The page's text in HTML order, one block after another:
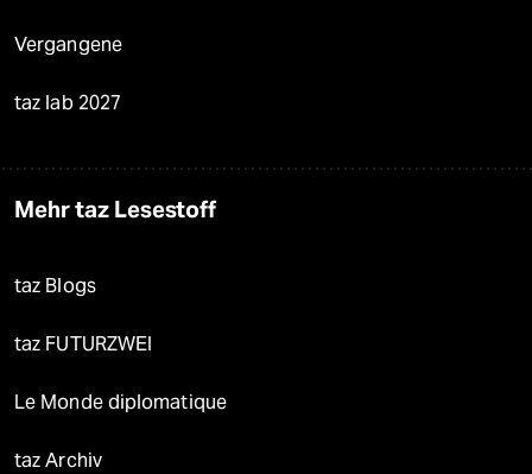
Vergangene
taz lab 2027
Mehr taz Lesestoff
taz Blogs
taz FUTURZWEI
Le Monde diplomatique
taz Archiv